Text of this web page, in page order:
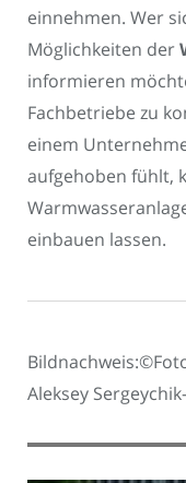
einnehmen. Wer
Möglichkeiten der
informieren
Fachbetriebe zu
einem
aufgehoben fühlt,
einbauen lassen.
Aleksey